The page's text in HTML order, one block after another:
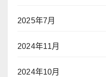
2025年7月
2024年11月
2024年10月